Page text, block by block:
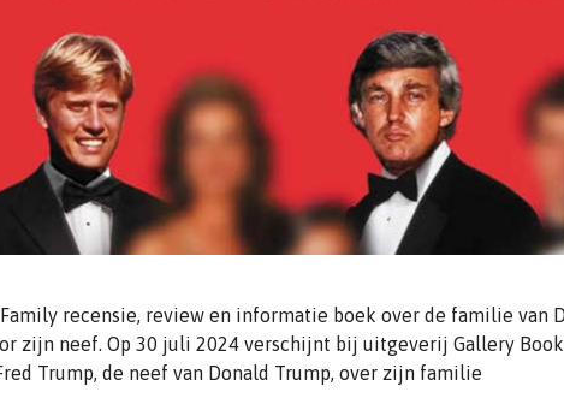
recensie, review en informatie boek over de familie van
zijn neef. Op 30 juli 2024 verschijnt bij uitgeverij Gallery
Trump, de neef van Donald Trump, over zijn familie